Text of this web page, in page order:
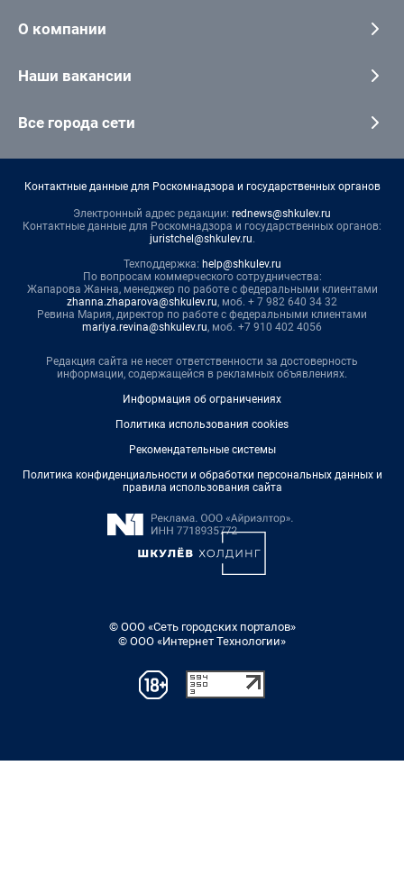
О компании
Наши вакансии
Все города сети
Контактные данные для Роскомнадзора и государственных органов
Электронный адрес редакции: rednews@shkulev.ru
Контактные данные для Роскомнадзора и государственных органов:
juristchel@shkulev.ru.
Техподдержка: help@shkulev.ru
По вопросам коммерческого сотрудничества:
Жапарова Жанна, менеджер по работе с федеральными клиентами
zhanna.zhaparova@shkulev.ru, моб. + 7 982 640 34 32
Ревина Мария, директор по работе с федеральными клиентами
mariya.revina@shkulev.ru, моб. +7 910 402 4056
Редакция сайта не несет ответственности за достоверность
информации, содержащейся в рекламных объявлениях.
Информация об ограничениях
Политика использования cookies
Рекомендательные системы
Политика конфиденциальности и обработки персональных данных и
правила использования сайта
© ООО «Сеть городских порталов»
© ООО «Интернет Технологии»